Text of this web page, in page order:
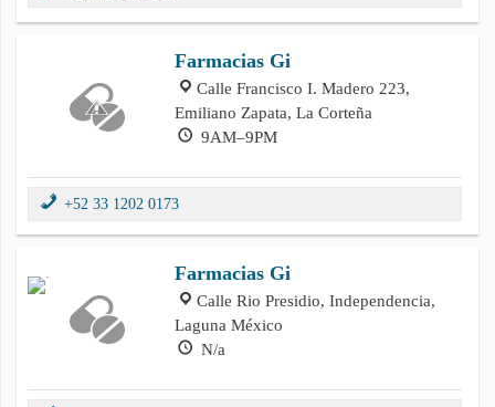
Farmacias Gi
Calle Francisco I. Madero 223,
Emiliano Zapata, La Corteña
9AM–9PM
+52 33 1202 0173
Farmacias Gi
Calle Rio Presidio, Independencia,
Laguna México
N/a